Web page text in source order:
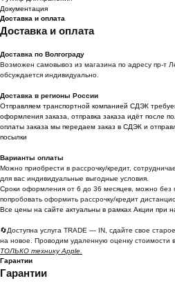
Документация
Доставка и оплата
Доставка и оплата
Доставка по Волгограду
Возможен самовывоз из магазина по адресу пр-т
обсуждается индивидуально.
Доставка в регионы России
Отправляем транспортной компанией СДЭК
оформления заказа, отправка заказа идёт после
оплаты заказа мы передаем заказ в СДЭК и
посылки
Варианты оплаты
Можно приoбрести в рассрочку/кредит,
для вас индивидуальные выгодные условия.
Сроки оформления от 6 до 36 месяцев, можно без
попробовать оформить рассрочку/кредит
Все цены на сайте актуальны в рамках Акции при
🔄Доступна услуга TRADE — IN, сдайте свое
на новое. Проводим удаленную оценку стоимости
ТОЛЬКО технику Apple.
Гарантии
Гарантии